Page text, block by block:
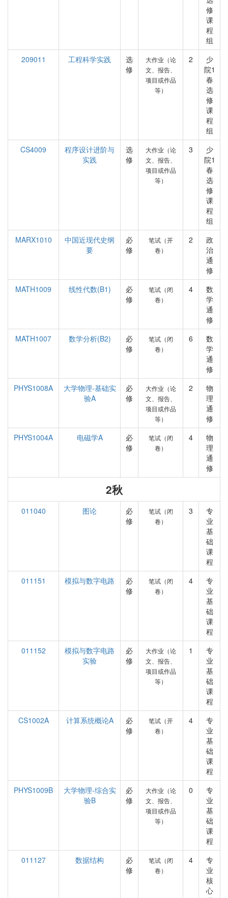
修
课
程
组
209011
工程科学实践
选
修
大作业（论
文、报告、
项目或作品
等）
2
少
院1
春
选
修
课
程
组
CS4009
程序设计进阶与
实践
选
修
大作业（论
文、报告、
项目或作品
等）
3
少
院1
春
选
修
课
程
组
MARX1010
中国近现代史纲
要
必
修
笔试（开
卷）
2
政
治
通
修
MATH1009
线性代数(B1)
必
修
笔试（闭
卷）
4
数
学
通
修
MATH1007
数学分析(B2)
必
修
笔试（闭
卷）
6
数
学
通
修
PHYS1008A
大学物理-基础实
验A
必
修
大作业（论
文、报告、
项目或作品
等）
2
物
理
通
修
PHYS1004A
电磁学A
必
修
笔试（闭
卷）
4
物
理
通
修
2秋
011040 图论
必
修
笔试（闭
卷）
3
专
业
基
础
课
程
011151
模拟与数字电路
必
修
笔试（闭
卷）
4
专
业
基
础
课
程
011152
模拟与数字电路
实验
必
修
大作业（论
文、报告、
项目或作品
等）
1
专
业
基
础
课
程
CS1002A
计算系统概论A
必
修
笔试（开
卷）
4
专
业
基
础
课
程
PHYS1009B
大学物理-综合实
验B
必
修
大作业（论
文、报告、
项目或作品
等）
0
专
业
基
础
课
程
011127
数据结构
必
修
笔试（闭
卷）
4
专
业
核
心